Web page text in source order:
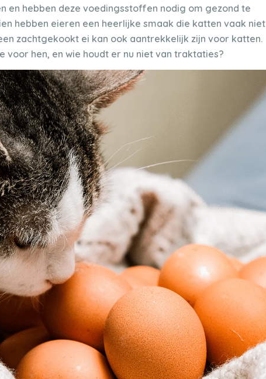
en hebben deze voedingsstoffen nodig om gezond te
hebben eieren een heerlijke smaak die katten vaak niet
zachtgekookt ei kan ook aantrekkelijk zijn voor katten.
voor hen, en wie houdt er nu niet van traktaties?